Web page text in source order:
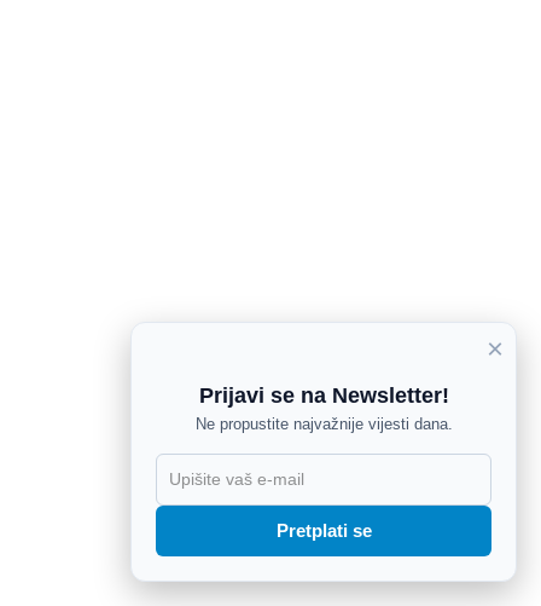
×
Prijavi se na Newsletter!
Ne propustite najvažnije vijesti dana.
Pretplati se